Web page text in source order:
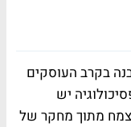
בקרב העוסקים
יש
מתוך מחקר של